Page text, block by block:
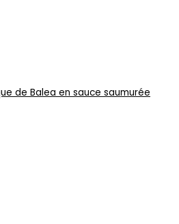
de Balea en sauce saumurée